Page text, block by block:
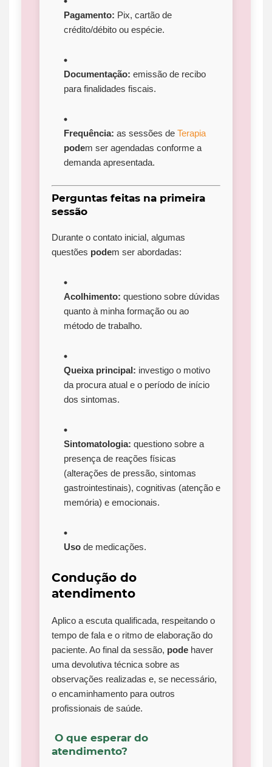
Pagamento: Pix, cartão de
crédito/débito ou espécie.
Documentação: emissão de recibo
para finalidades fiscais.
Frequência: as sessões de Terapia
podem ser agendadas conforme a
demanda apresentada.
Perguntas feitas na primeira
sessão
Durante o contato inicial, algumas
questões podem ser abordadas:
Acolhimento: questiono sobre dúvidas
quanto à minha formação ou ao
método de trabalho.
Queixa principal: investigo o motivo
da procura atual e o período de início
dos sintomas.
Sintomatologia: questiono sobre a
presença de reações físicas
(alterações de pressão, sintomas
gastrointestinais), cognitivas (atenção e
memória) e emocionais.
Uso de medicações.
Condução do
atendimento
Aplico a escuta qualificada, respeitando o
tempo de fala e o ritmo de elaboração do
paciente. Ao final da sessão, pode haver
uma devolutiva técnica sobre as
observações realizadas e, se necessário,
o encaminhamento para outros
profissionais de saúde.
O que esperar do
atendimento?